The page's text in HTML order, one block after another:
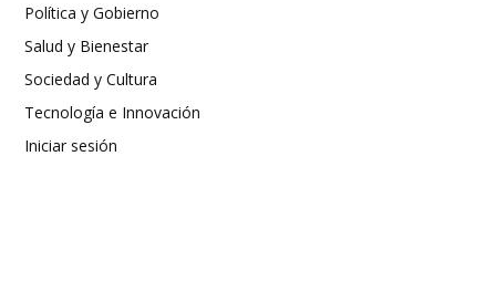
Política y Gobierno
Salud y Bienestar
Sociedad y Cultura
Tecnología e Innovación
Iniciar sesión